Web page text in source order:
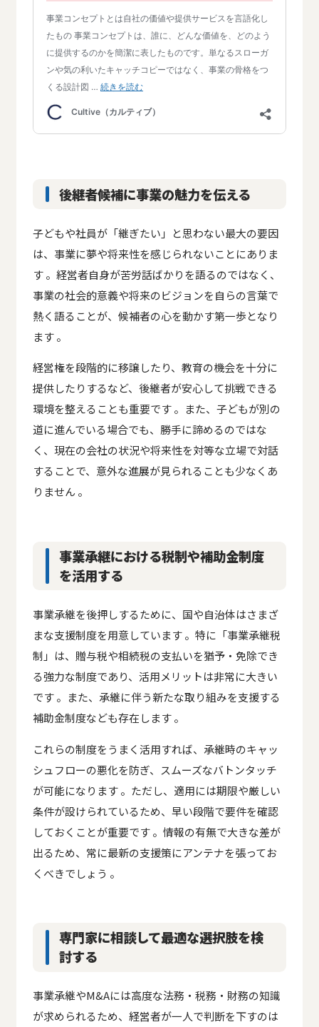
後継者候補に事業の魅力を伝える
子どもや社員が「継ぎたい」と思わない最大の要因
は、事業に夢や将来性を感じられないことにありま
す 。経営者自身が苦労話ばかりを語るのではなく、
事業の社会的意義や将来のビジョンを自らの言葉で
熱く語ることが、候補者の心を動かす第一歩となり
ます 。
経営権を段階的に移譲したり、教育の機会を十分に
提供したりするなど、後継者が安心して挑戦できる
環境を整えることも重要です 。また、子どもが別の
道に進んでいる場合でも、勝手に諦めるのではな
く、現在の会社の状況や将来性を対等な立場で対話
することで、意外な進展が見られることも少なくあ
りません 。
事業承継における税制や補助金制度
を活用する
事業承継を後押しするために、国や自治体はさまざ
まな支援制度を用意しています 。特に「事業承継税
制」は、贈与税や相続税の支払いを猶予・免除でき
る強力な制度であり、活用メリットは非常に大きい
です 。また、承継に伴う新たな取り組みを支援する
補助金制度なども存在します 。
これらの制度をうまく活用すれば、承継時のキャッ
シュフローの悪化を防ぎ、スムーズなバトンタッチ
が可能になります 。ただし、適用には期限や厳しい
条件が設けられているため、早い段階で要件を確認
しておくことが重要です 。情報の有無で大きな差が
出るため、常に最新の支援策にアンテナを張ってお
くべきでしょう 。
専門家に相談して最適な選択肢を検
討する
事業承継やM&Aには高度な法務・税務・財務の知識
が求められるため、経営者が一人で判断を下すのは
企業ごとにオリジナルのサポート！
企業課題に合わせて最適なサ
ポートをご提案